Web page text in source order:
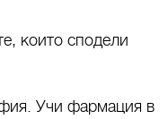
които сподели
Учи фармация в